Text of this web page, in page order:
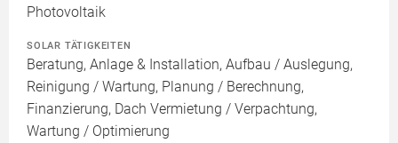
Photovoltaik
SOLAR TÄTIGKEITEN
Beratung, Anlage & Installation, Aufbau / Auslegung,
Reinigung / Wartung, Planung / Berechnung,
Finanzierung, Dach Vermietung / Verpachtung,
Wartung / Optimierung